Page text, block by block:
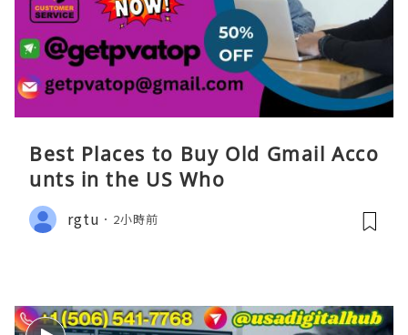
Best Places to Buy Old Gmail Acco
unts in the US Who
rgtu 2小時前